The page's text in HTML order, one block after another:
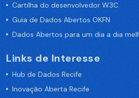
Cartilha do desenvolvedor W3C
Guia de Dados Abertos OKFN
Dados Abertos para um dia a dia
Links de Interesse
Hub de Dados Recife
Inovação Aberta Recife